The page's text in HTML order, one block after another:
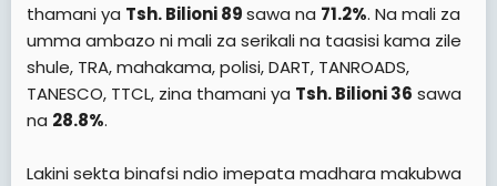
thamani ya Tsh. Bilioni 89sawa na 71.2%. Na mali za
umma ambazo ni mali za serikali na taasisi kama zile
shule, TRA, mahakama, polisi, DART, TANROADS,
TANESCO, TTCL, zina thamani ya Tsh. Bilioni 36 sawa
na 28.8%.
Lakini sekta binafsi ndio imepata madhara makubwa